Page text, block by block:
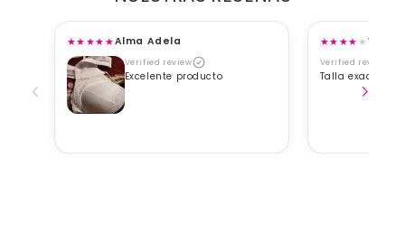
★★★★★Alma Adela
Verified review
Excelente producto
★★★★★
Verified review
Talla exacta,